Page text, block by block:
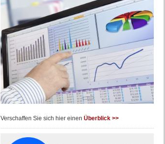
Verschaffen Sie sich hier einen Überblick >>